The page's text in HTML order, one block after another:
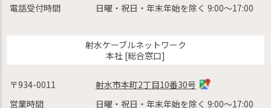
電話受付時間 日曜・祝日・年末年始を除く 9:00〜17:00
射水ケーブルネットワーク
本社 [総合窓口]
〒934-0011
射水市本町2丁目10番30号
営業時間
日曜・祝日・年末年始を除く 9:00〜17:00